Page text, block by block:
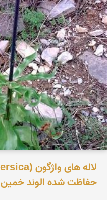
حفاظت شده الوند خمین